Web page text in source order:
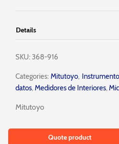
Details
SKU:368-916
Categories:Mitutoyo,
datos,Medidores de Interiores,
Mitutoyo
Quote product